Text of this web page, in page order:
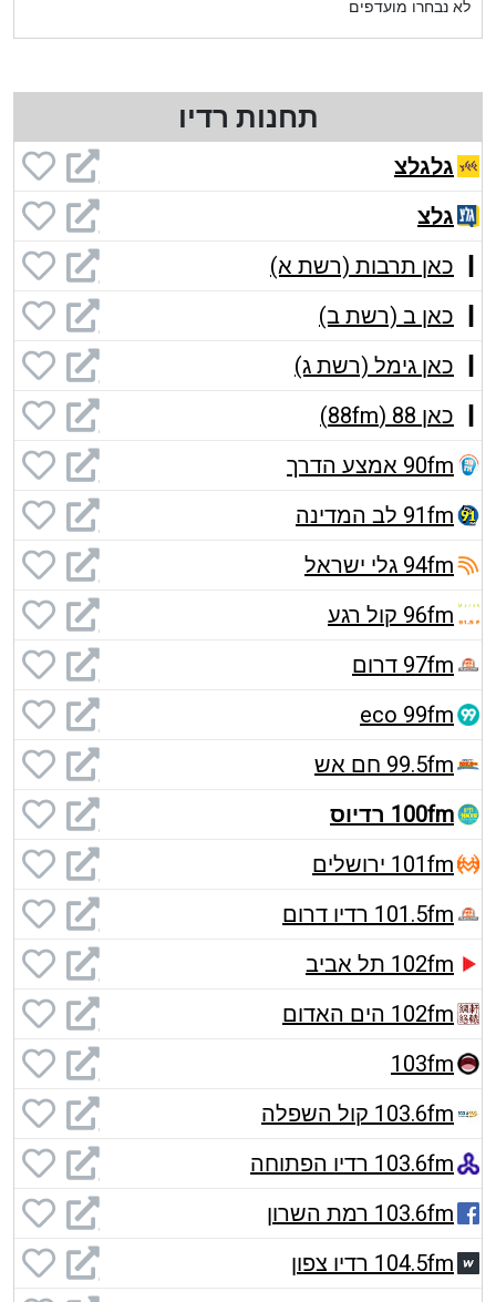
לא נבחרו מועדפים
תחנות רדיו
גלגלצ
גלצ
כאן תרבות (רשת א)
כאן ב (רשת ב)
כאן גימל (רשת ג)
כאן 88 (88fm)
90fm אמצע הדרך
91fm לב המדינה
94fm גלי ישראל
96fm קול רגע
97fm דרום
eco 99fm
99.5fm חם אש
100fm רדיוס
101fm ירושלים
101.5fm רדיו דרום
102fm תל אביב
102fm הים האדום
103fm
103.6fm קול השפלה
103.6fm רדיו הפתוחה
103.6fm רמת השרון
104.5fm רדיו צפון